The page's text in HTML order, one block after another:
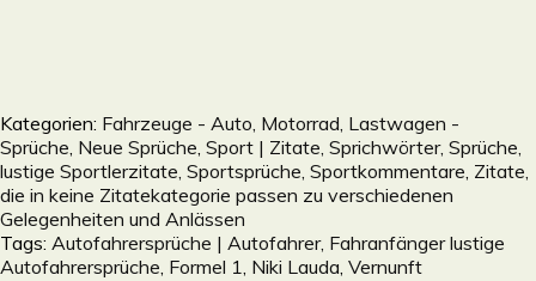
Kategorien: Fahrzeuge - Auto, Motorrad, Lastwagen -
Sprüche Neue Sprüche Sport | Zitate, Sprichwörter, Sprüche,
lustige Sportlerzitate, Sportsprüche, Sportkommentare Zitate,
die in keine Zitatekategorie passen zu verschiedenen
Gelegenheiten und Anlässen
Tags: Autofahrersprüche | Autofahrer, Fahranfänger lustige
Autofahrersprüche Formel 1 Niki Lauda Vernunft